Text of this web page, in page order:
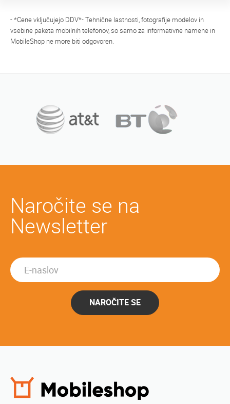
- *Cene vključujejo DDV*- Tehnične lastnosti, fotografije modelov in
vsebine paketa mobilnih telefonov, so samo za informativne namene in
MobileShop ne more biti odgovoren.
Naročite se na
Newsletter
NAROČITE SE